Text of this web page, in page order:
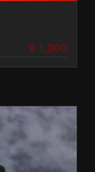
¥ 1,300